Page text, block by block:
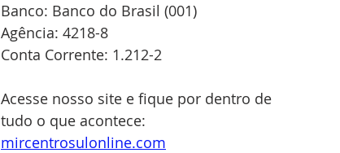
Banco: Banco do Brasil (001)
Agência: 4218-8
Conta Corrente: 1.212-2
Acesse nosso site e fique por dentro de
tudo o que acontece:
mircentrosulonline.com